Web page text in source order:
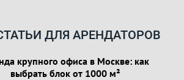
ДЛЯ АРЕНДАТОРОВ
крупного офиса в Москве: как
выбрать блок от 1000 м²